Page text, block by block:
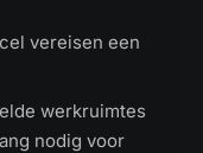
vereisen een
werkruimtes
nodig voor